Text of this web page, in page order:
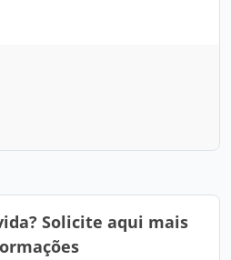
Solicite aqui mais